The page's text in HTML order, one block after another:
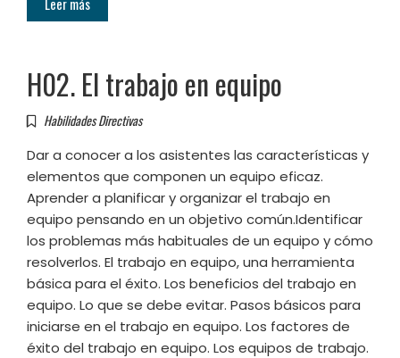
H02. El trabajo en equipo
Habilidades Directivas
Dar a conocer a los asistentes las características y
elementos que componen un equipo eficaz.
Aprender a planificar y organizar el trabajo en
equipo pensando en un objetivo común.Identificar
los problemas más habituales de un equipo y cómo
resolverlos. El trabajo en equipo, una herramienta
básica para el éxito. Los beneficios del trabajo en
equipo. Lo que se debe evitar. Pasos básicos para
iniciarse en el trabajo en equipo. Los factores de
éxito del trabajo en equipo. Los equipos de trabajo.